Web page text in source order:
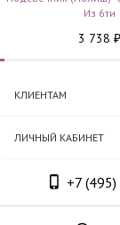
Из 6ти
3 738 ₽
КЛИЕНТАМ
ЛИЧНЫЙ КАБИНЕТ
+7